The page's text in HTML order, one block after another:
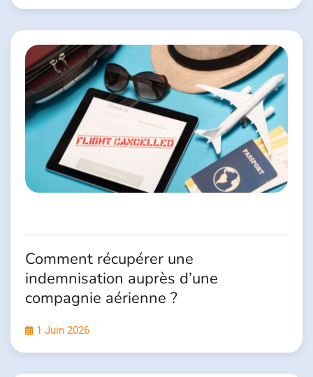
Comment récupérer une
indemnisation auprès d’une
compagnie aérienne ?
1 Juin 2026